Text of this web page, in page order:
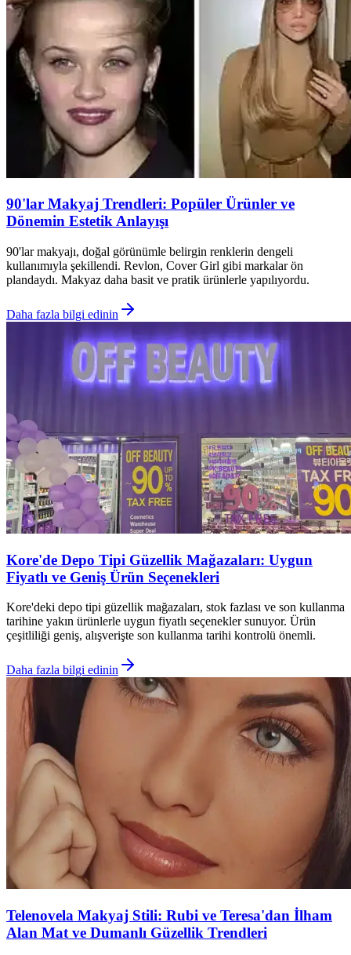
90'lar Makyaj Trendleri: Popüler Ürünler ve
Dönemin Estetik Anlayışı
90'lar makyajı, doğal görünümle belirgin renklerin dengeli
kullanımıyla şekillendi. Revlon, Cover Girl gibi markalar ön
plandaydı. Makyaz daha basit ve pratik ürünlerle yapılıyordu.
Daha fazla bilgi edinin
Kore'de Depo Tipi Güzellik Mağazaları: Uygun
Fiyatlı ve Geniş Ürün Seçenekleri
Kore'deki depo tipi güzellik mağazaları, stok fazlası ve son kullanma
tarihine yakın ürünlerle uygun fiyatlı seçenekler sunuyor. Ürün
çeşitliliği geniş, alışverişte son kullanma tarihi kontrolü önemli.
Daha fazla bilgi edinin
Telenovela Makyaj Stili: Rubi ve Teresa'dan İlham
Alan Mat ve Dumanlı Güzellik Trendleri